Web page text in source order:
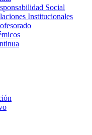
Social
Institucionales